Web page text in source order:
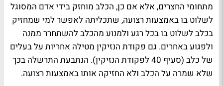
מתחומי החצרים, אלא אם כן, הכלב מוחזק בידי אדם המסוגל
לשלוט בו באמצעות רצועה, שתכליתה לאפשר למי שמחזיק
בכלב לשלוט בו בכל רגע ולמנוע מהכלב להשתחרר ממנה
ולפגוע באחרים. גם פקודת הנזיקין מטילה אחריות על בעלים
של כלב (סעיף 40 לפקודת הנזיקין). הנתבעת התרשלה בכך
שלא שמרה על הכלב ולא החזיקה אותו באמצעות רצועה.